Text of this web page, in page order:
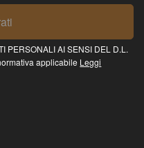
PERSONALI AI SENSI DEL D.L.
applicabile Leggi